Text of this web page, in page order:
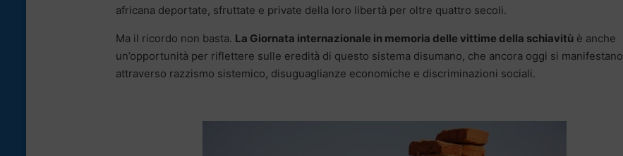
africana deportate, sfruttate e private della loro libertà per oltre quattro secoli.
Ma il ricordo non basta. La Giornata internazionale in memoria delle vittime della schiavitù è anche
un’opportunità per riflettere sulle eredità di questo sistema disumano, che ancora oggi si manifestano
attraverso razzismo sistemico, disuguaglianze economiche e discriminazioni sociali.